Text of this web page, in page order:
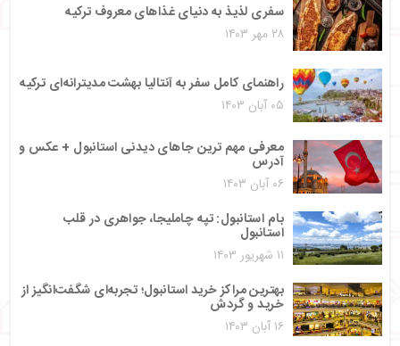
سفری لذیذ به دنیای غذاهای معروف ترکیه
۲۸ مهر ۱۴۰۳
راهنمای کامل سفر به آنتالیا بهشت مدیترانه‌ای ترکیه
۰۵ آبان ۱۴۰۳
معرفی مهم ترین جاهای دیدنی استانبول + عکس و
آدرس
۰۶ آبان ۱۴۰۳
بام استانبول: تپه چاملیجا، جواهری در قلب
استانبول
۱۱ شهریور ۱۴۰۳
بهترین مراکز خرید استانبول؛ تجربه‌ای شگفت‌انگیز از
خرید و گردش
۱۶ آبان ۱۴۰۳